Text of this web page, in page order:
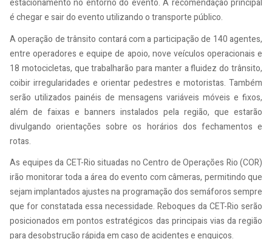
estacionamento no entorno do evento. A recomendação principal
é chegar e sair do evento utilizando o transporte público.
A operação de trânsito contará com a participação de 140 agentes,
entre operadores e equipe de apoio, nove veículos operacionais e
18 motocicletas, que trabalharão para manter a fluidez do trânsito,
coibir irregularidades e orientar pedestres e motoristas. Também
serão utilizados painéis de mensagens variáveis móveis e fixos,
além de faixas e banners instalados pela região, que estarão
divulgando orientações sobre os horários dos fechamentos e
rotas.
As equipes da CET-Rio situadas no Centro de Operações Rio (COR)
irão monitorar toda a área do evento com câmeras, permitindo que
sejam implantados ajustes na programação dos semáforos sempre
que for constatada essa necessidade. Reboques da CET-Rio serão
posicionados em pontos estratégicos das principais vias da região
para desobstrução rápida em caso de acidentes e enguiços.